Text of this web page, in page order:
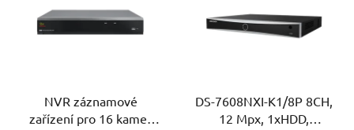
NVR záznamové
zařízení pro 16 kamer
DS-7608NXI-K1/8P 8CH,
12 Mpx, 1xHDD,